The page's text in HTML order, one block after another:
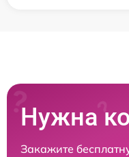
Нужна
Закажите